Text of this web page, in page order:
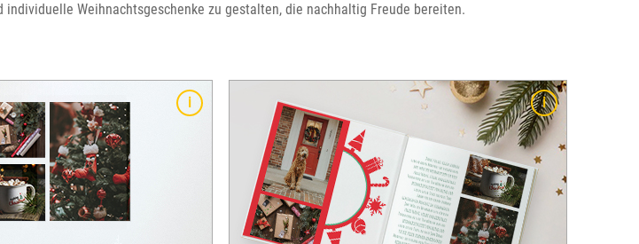
Weihnachtsgeschenke zu gestalten, die nachhaltig Freude bereiten.
und gefüllt mit einzigartigen
Das Fotobuch auf Fotopapier ist ein
Tipp: Mit unseren
können Sie sich ganz auf die
Fotos konzentrieren.